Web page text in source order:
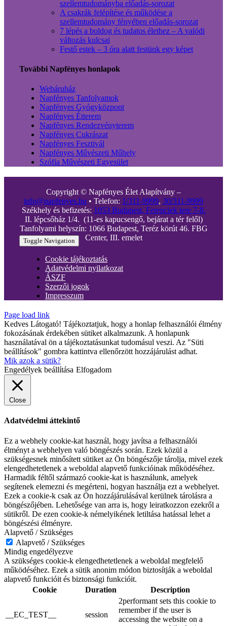
szellemtudományba előadás-sorozat
A csakrák felépítése és működése a
szellemtudomány fényében előadás-sorozat
7 lépés a boldog és tudatos élethez – A valódi
változás kulcsai
Festő estek – 3 óra alatt festünk egy képet
További Napfényes honlapok
Webáruház
Napfényes Tanfolyamok
Napfényes Gyógyközpont
Napfényes Étterem
Napfényes Rendezvényterem
Napfényes Cukrászat
Napfényes Fesztivál
Napfényes Művészeti Műhely
Szófia Művészeti Egyesület
Copyright © Napfényes Élet Alapítvány –
info@napfenyes.hu • Telefon: 1/311-9999, 30/311-9999
Székhely és befizetés: 1053 Budapest, Ferenciek tere 7-8.
II. lépcsőház 1/4. (11-es kapucsengő, bejárat a tér felől)
Tanfolyami helyszín: 1066 Budapest, Teréz körút 46. FBG
Center, III. emelet
Toggle Navigation
Cookie tájékoztatás
Adatvédelmi nyilatkozat
ÁSZF
Szerzői jogok
Impresszum
Page load link
Kedves Látogató! Tájékoztatjuk, hogy a honlap felhasználói élmény
fokozásának érdekében sütiket alkalmazunk. A honlapunk
használatával ön a tájékoztatásunkat tudomásul veszi. Az "Süti
beállítások" gombra kattintva ellenőrzött hozzájárulást adhat.
Mik azok a sütik?
Engedélyek beállítása Elfogadom
Close
Adatvédelmi áttekintő
Ez a webhely cookie-kat használ, hogy javítsa a felhasználói
élményt a webhelyen való böngészés során. Ezek közül a
szükségesnek minősített sütiket az Ön böngészője tárolja, mivel ezek
elengedhetetlenek a weboldal alapvető funkcióinak működéséhez.
Harmadik féltől származó cookie-kat is használunk, amelyek
segítenek elemezni és megérteni, hogyan használja ezt a webhelyet.
Ezek a cookie-k csak az Ön hozzájárulásával kerülnek tárolásra a
böngészőjében. Lehetősége van arra is, hogy leiratkozzon ezekről a
sütikről. De ezen cookie-k némelyikének letiltása hatással lehet a
böngészési élményre.
Alapvető / Szükséges
Alapvető / Szükséges
Mindig engedélyezve
A szükséges cookie-k elengedhetetlenek a weboldal megfelelő
működéséhez. Ezek a sütik anonim módon biztosítják a weboldal
alapvető funkcióit és biztonsági funkcióit.
Cookie
Duration Description
__EC_TEST__ session
2performant sets this cookie to
remember if the user is
accessing the website on a